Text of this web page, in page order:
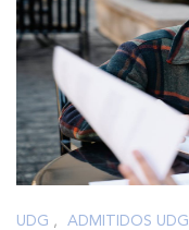
UDG , ADMITIDOS UDG